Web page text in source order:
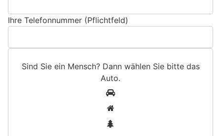
Ihre Telefonnummer (Pflichtfeld)
Sind Sie ein Mensch? Dann wählen Sie bitte das
Auto.